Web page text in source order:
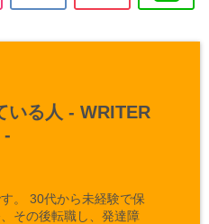
いる人 - WRITER
-
。 30代から未経験で保
その後転職し、発達障